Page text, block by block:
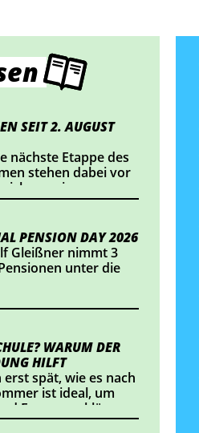
SEIT 2. AUGUST
nächste Etappe des
stehen dabei vor
im
oder
besteht.
PENSION DAY 2026
Gleißner nimmt 3
unter die
WARUM DER
HILFT
spät, wie es nach
ist ideal, um
Fragen zu klären.